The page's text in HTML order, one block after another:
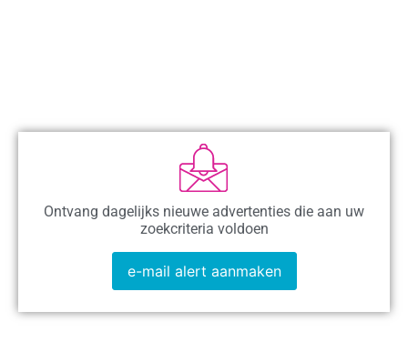
Ontvang dagelijks nieuwe advertenties die aan uw
zoekcriteria voldoen
e-mail alert aanmaken